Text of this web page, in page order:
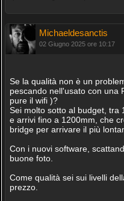
Michaeldesanctis
02 Giugno 2025 ore 10:17
Se la qualità non è un
pescando nell'usato con una
pure il wifi )?
Sei molto sotto al budget, tra
e arrivi fino a 1200mm, che
bridge per arrivare il più
Con i nuovi software,
buone foto.
Come qualità sei sui livelli
prezzo.